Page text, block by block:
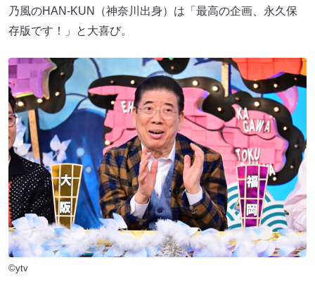
乃風のHAN-KUN（神奈川出身）は「最高の企画、永久保
存版です！」と大喜び。
©ytv